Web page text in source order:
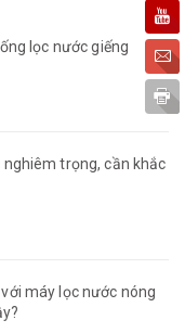
lọc nước giếng
trọng, cần khắc
máy lọc nước nóng